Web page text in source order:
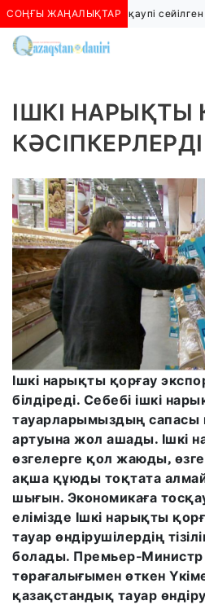
СОҢҒЫ ЖАҢАЛЫҚТАР
Алматыда көшкін қаупі сейілген
ІШКІ НАРЫҚТЫ
Ішкі нарықты қорғау
білдіреді. Себебі ішкі
тауарларымыздың сапасы
артуына жол ашады. Ішкі
өзгелерге қол жаюды,
ақша құюды тоқтата
шығын. Экономикаға
елімізде Ішкі нарықты
тауар өндірушілердің
болады. Премьер-Министр
төрағалығымен өткен
қазақстандық тауар